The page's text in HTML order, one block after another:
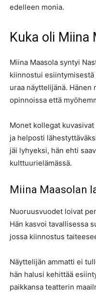
edelleen monia.
Kuka oli Miina
Miina Maasola syntyi
kiinnostui
uraa näyttelijänä. Hänen
opinnoissa että
Monet kollegat
ja helposti
jäi lyhyeksi, hän ehti
kulttuurielämässä.
Miina Maasolan
Nuoruusvuodet loivat
Hän kasvoi tavallisessa
jossa kiinnostus
Näyttelijän ammatti ei
hän halusi kehittää
paikkansa teatterin